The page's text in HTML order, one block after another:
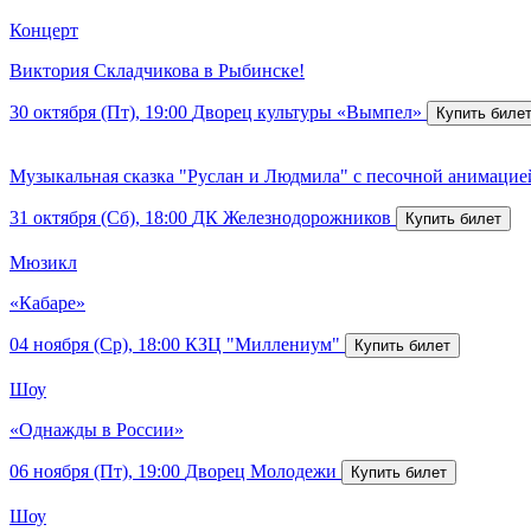
Концерт
Виктория Складчикова в Рыбинске!
30 октября (Пт), 19:00 Дворец культуры «Вымпел»
Музыкальная сказка "Руслан и Людмила" с песочной
31 октября (Сб), 18:00 ДК Железнодорожников
Мюзикл
«Кабаре»
04 ноября (Ср), 18:00 КЗЦ "Миллениум"
Шоу
«Однажды в России»
06 ноября (Пт), 19:00 Дворец Молодежи
Шоу